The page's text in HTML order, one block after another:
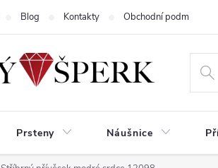
Blog Kontakty Obchodní podmínky
Prsteny Náušnice